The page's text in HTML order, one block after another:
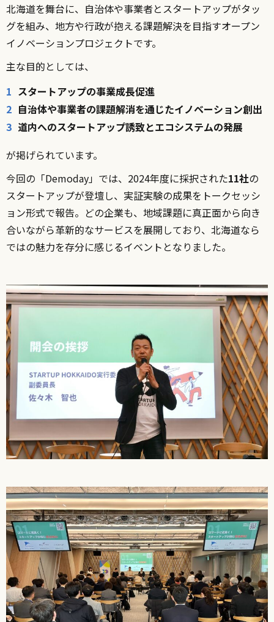
北海道を舞台に、自治体や事業者とスタートアップがタッ
グを組み、地方や行政が抱える課題解決を目指すオープン
イノベーションプロジェクトです。
主な目的としては、
スタートアップの事業成長促進
自治体や事業者の課題解消を通じたイノベーション創出
道内へのスタートアップ誘致とエコシステムの発展
が掲げられています。
今回の「Demoday」では、2024年度に採択された11社の
スタートアップが登壇し、実証実験の成果をトークセッシ
ョン形式で報告。どの企業も、地域課題に真正面から向き
合いながら革新的なサービスを展開しており、北海道なら
ではの魅力を存分に感じるイベントとなりました。